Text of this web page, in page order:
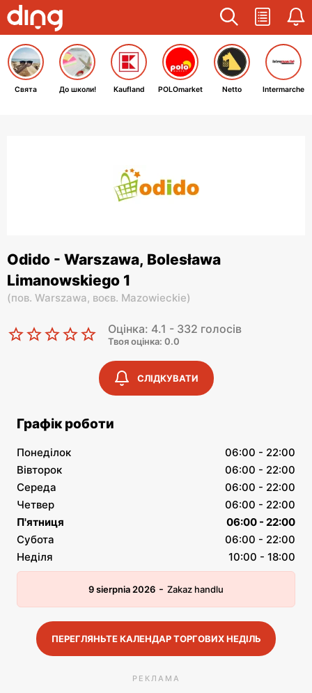
Свята До школи! Kaufland POLOmarket Netto Intermarche
Odido - Warszawa, Bolesława
Limanowskiego 1
(пов. Warszawa, воєв. Mazowieckie)
Оцінка: 4.1 - 332 голосів
Твоя оцінка: 0.0
СЛІДКУВАТИ
Графік роботи
Понеділок
06:00 - 22:00
Вівторок
06:00 - 22:00
Середа
06:00 - 22:00
Четвер
06:00 - 22:00
П'ятниця
06:00 - 22:00
Субота
06:00 - 22:00
Неділя
10:00 - 18:00
9 sierpnia 2026 - Zakaz handlu
ПЕРЕГЛЯНЬТЕ КАЛЕНДАР ТОРГОВИХ НЕДІЛЬ
РЕКЛАМА